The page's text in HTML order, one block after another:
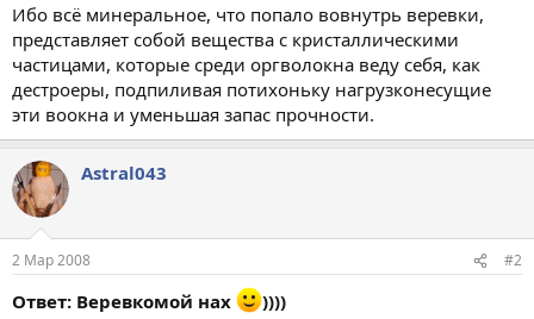
Ибо всё минеральное, что попало вовнутрь веревки,
представляет собой вещества с кристаллическими
частицами, которые среди оргволокна веду себя, как
дестроеры, подпиливая потихоньку нагрузконесущие
эти воокна и уменьшая запас прочности.
Astral043
2 Мар 2008 #2
Ответ: Веревкомой нах ))))